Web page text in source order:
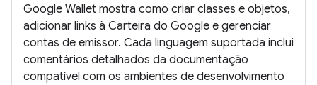
Google Wallet mostra como criar classes e objetos,
adicionar links à Carteira do Google e gerenciar
contas de emissor. Cada linguagem suportada inclui
comentários detalhados da documentação
compatível com os ambientes de desenvolvimento